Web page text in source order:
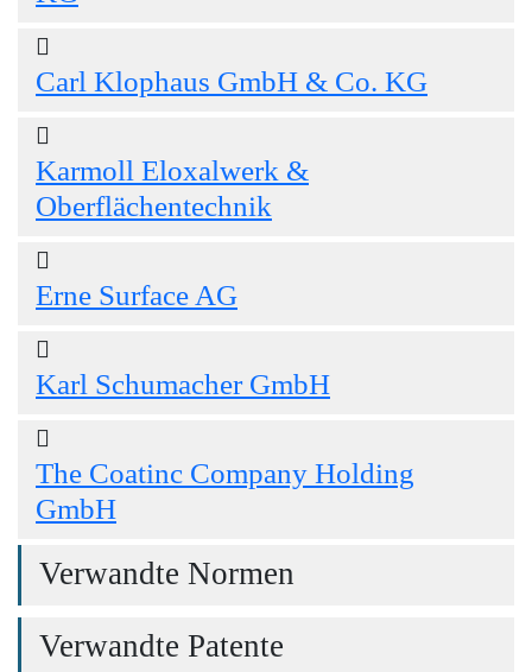
Carl Klophaus GmbH & Co. KG
Karmoll Eloxalwerk &
Oberflächentechnik
Erne Surface AG
Karl Schumacher GmbH
The Coatinc Company Holding
GmbH
Verwandte Normen
Verwandte Patente